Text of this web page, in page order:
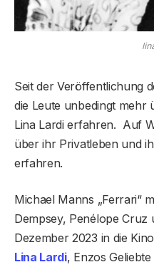
Seit der Veröffentlichung
die Leute unbedingt mehr
Lina Lardi erfahren. Auf
über ihr Privatleben und
erfahren.
Michael Manns „Ferrari“
Dempsey, Penélope Cruz
Dezember 2023 in die
Lina Lardi, Enzos